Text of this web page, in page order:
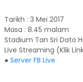
Tarikh : 3 Mei 2017
Masa : 8.45 malam
Stadium Tan Sri Dato
Live Streaming (Klik
● Server FB Live